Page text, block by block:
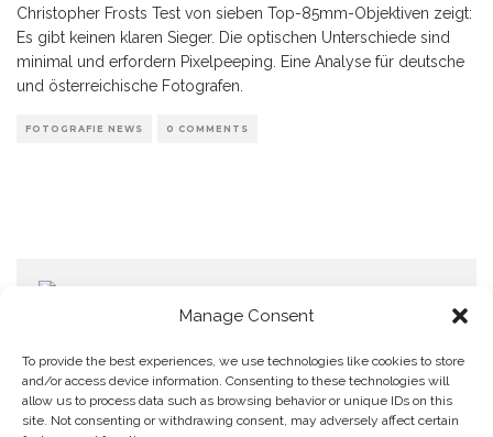
Manage Consent
To provide the best experiences, we use technologies like cookies to store
and/or access device information. Consenting to these technologies will
allow us to process data such as browsing behavior or unique IDs on this
site. Not consenting or withdrawing consent, may adversely affect certain
Christopher Frosts Test von sieben Top-85mm-Objektiven zeigt:
Es gibt keinen klaren Sieger. Die optischen Unterschiede sind
minimal und erfordern Pixelpeeping. Eine Analyse für deutsche
und österreichische Fotografen.
FOTOGRAFIE NEWS 0 COMMENTS
Home
Datenschutzerklärung
Impressum
Cookie Policy (EU)